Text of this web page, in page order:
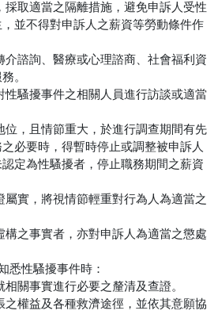
，採取適當之隔離措施，避免申訴人受性
生，並不得對申訴人之薪資等勞動條件作
轉介諮詢、醫療或心理諮商、社會福利資
。
對性騷擾事件之相關人員進行訪談或適當
地位，且情節重大，於進行調查期間有先
務之必要時，得暫時停止或調整被申訴人
未認定為性騷擾者，停止職務期間之薪資
證屬實，將視情節輕重對行為人為適當之
虛構之事實者，亦對申訴人為適當之懲處
悉性騷擾事件時：
相關事實進行必要之釐清及查證。
張之權益及各種救濟途徑，並依其意願協